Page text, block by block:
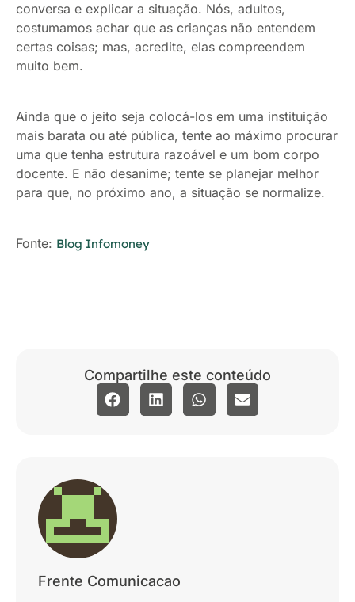
conversa e explicar a situação. Nós, adultos,
costumamos achar que as crianças não entendem
certas coisas; mas, acredite, elas compreendem
muito bem.
Ainda que o jeito seja colocá-los em uma instituição
mais barata ou até pública, tente ao máximo procurar
uma que tenha estrutura razoável e um bom corpo
docente. E não desanime; tente se planejar melhor
para que, no próximo ano, a situação se normalize.
Fonte: Blog Infomoney
Compartilhe este conteúdo
Frente Comunicacao